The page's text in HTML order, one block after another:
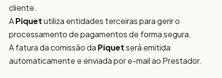
cliente.
APiquetutiliza entidades terceiras para gerir o
processamento de pagamentos de forma segura.
A fatura da comissão da Piquetserá emitida
automaticamente e enviada por e-mail ao Prestador.